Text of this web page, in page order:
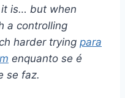
is… but when
a controlling
harder trying para
enquanto se é
se faz.